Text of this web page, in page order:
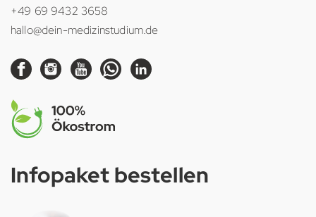
+49 69 9432 3658
hallo@dein-medizinstudium.de
Infopaket bestellen